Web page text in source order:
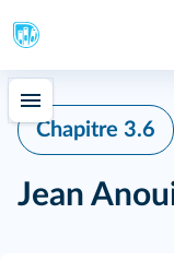
Chapitre 3.6
Jean